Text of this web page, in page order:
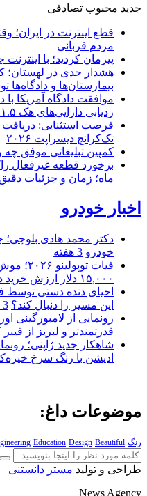
جدید محبوب تصادفی
قطع اینترنت در ایران؛
مردم قربانی
پیرمان کردید؛ با
هشدار جدی در لهستان؛
بیمارستان‌ها و
موافقت دادگاه آمریکا
ردیابی دارایی‌های هک ۱.۵ میلیارد دلاری کره شمالی
تک‌کرانچ دیسراپت ۲۰۲۶
کمپین تبلیغاتی موفق چه
ماه؛ زمان و جزئیات
اخبار خودرو
دکتر محمد هادی بلوچی؛
خودرو 3 هفته
فیات
۱۵,۰۰۰ دلار ارزش خرید دارد؟
احیای دنده دستی توسط
این مسیر را دنبال کند؟ 3 هفته
قدرتمندتر و لبریز از
ادیشن با رنگ سرخ
موضوعات داغ:
رنگ Education Design Beautiful
طراحی و تولید مستر دانستنی
News Agency